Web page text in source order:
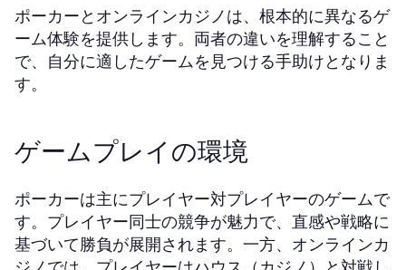
ポーカーとオンラインカジノは、根本的に異なるゲ
ーム体験を提供します。両者の違いを理解すること
で、自分に適したゲームを見つける手助けとなりま
す。
ゲームプレイの環境
ポーカーは主にプレイヤー対プレイヤーのゲームで
す。プレイヤー同士の競争が魅力で、直感や戦略に
基づいて勝負が展開されます。一方、オンラインカ